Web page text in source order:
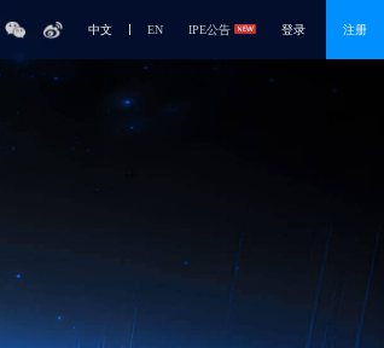
中文 EN IPE公告 登录 注册